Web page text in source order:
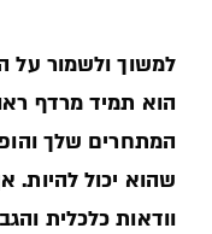
למשוך ולשמור על
הוא תמיד מרדף
המתחרים שלך
שהוא יכול
וודאות כלכלית